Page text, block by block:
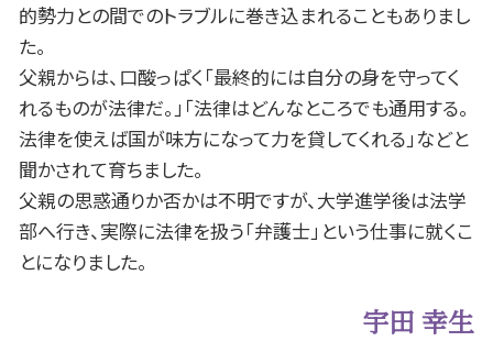
的勢力との間でのトラブルに巻き込まれることもありまし
た。
父親からは、口酸っぱく「最終的には自分の身を守ってく
れるものが法律だ。」「法律はどんなところでも通用する。
法律を使えば国が味方になって力を貸してくれる」などと
聞かされて育ちました。
父親の思惑通りか否かは不明ですが、大学進学後は法学
部へ行き、実際に法律を扱う「弁護士」という仕事に就くこ
とになりました。
宇田 幸生